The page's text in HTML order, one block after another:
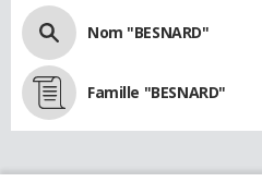
Nom "BESNARD"
Famille "BESNARD"